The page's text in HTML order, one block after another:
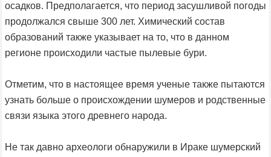
осадков. Предполагается, что период засушливой погоды
продолжался свыше 300 лет. Химический состав
образований также указывает на то, что в данном
регионе происходили частые пылевые бури.
Отметим, что в настоящее время ученые также пытаются
узнать больше о происхождении шумеров и родственные
связи языка этого древнего народа.
Не так давно археологи обнаружили в Ираке шумерский